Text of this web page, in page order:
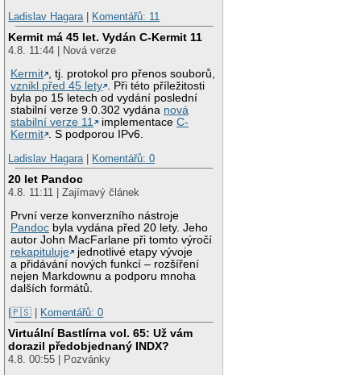
Ladislav Hagara | Komentářů: 11
Kermit má 45 let. Vydán C-Kermit 11
4.8. 11:44 | Nová verze
Kermit , tj. protokol pro přenos souborů,
vznikl před 45 lety . Při této příležitosti
byla po 15 letech od vydání poslední
stabilní verze 9.0.302 vydána nová
stabilní verze 11
implementaceC-
Kermit . S podporou IPv6.
Ladislav Hagara | Komentářů: 0
20 let Pandoc
4.8. 11:11 | Zajímavý článek
První verze konverzního nástroje
Pandoc byla vydána před 20 lety. Jeho
autor John MacFarlane při tomto výročí
rekapituluje
jednotlivé etapy vývoje
a přidávání nových funkcí – rozšíření
nejen Markdownu a podporu mnoha
dalších formátů.
|🇵🇸 | Komentářů: 0
Virtuální Bastlírna vol. 65: Už vám
dorazil předobjednaný INDX?
4.8. 00:55 | Pozvánky